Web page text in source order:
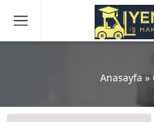
Anasayfa »